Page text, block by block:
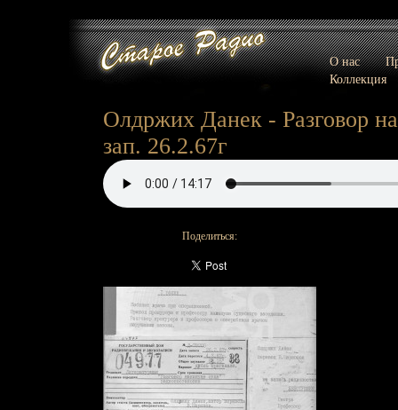
О нас
Коллекция
Олдржих Данек - Разговор
зап. 26.2.67г
Поделиться: